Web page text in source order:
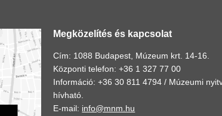
Megközelítés és kapcsolat
Cím: 1088 Budapest, Múzeum krt. 14-16.
Központi telefon: +36 1 327 77 00
Információ: +36 30 811 4794 / Múzeumi
hívható.
E-mail: info@mnm.hu